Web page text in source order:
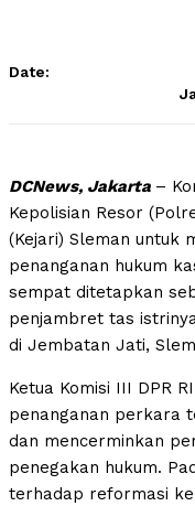
Date:
DCNews, Jakarta –
Kepolisian Resor
(Kejari) Sleman untuk
penanganan hukum
sempat ditetapkan
penjambret tas
di Jembatan Jati,
Ketua Komisi III DPR
penanganan perkara
dan mencerminkan
penegakan hukum.
terhadap reformasi